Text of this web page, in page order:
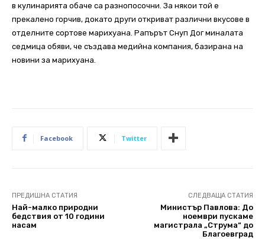
в кулинарията обаче са разнопосочни. За някои той е
прекалено горчив, докато други откриват различни вкусове в
отделните сортове марихуана. Рапърът Снуп Дог миналата
седмица обяви, че създава медийна компания, базирана на
новини за марихуана.
Facebook Twitter
ПРЕДИШНА СТАТИЯ
Най-малко природни
бедствия от 10 години
насам
СЛЕДВАЩА СТАТИЯ
Министър Павлова: До
ноември пускаме
магистрала „Струма“ до
Благоевград